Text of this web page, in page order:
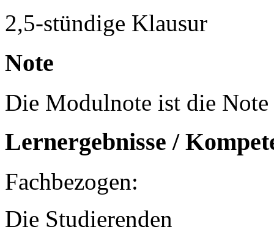
2,5-stündige Klausur
Note
Die Modulnote ist die Note
Lernergebnisse /
Fachbezogen:
Die Studierenden